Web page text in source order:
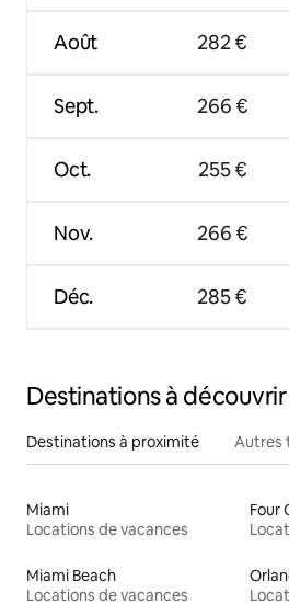
Août
Sept.
Oct.
Nov.
Déc.
282 €
266 €
255 €
266 €
285 €
Destinations à découvrir
Destinations à proximité Autres
Miami
Locations de vacances
Four
Miami Beach
Locations de vacances